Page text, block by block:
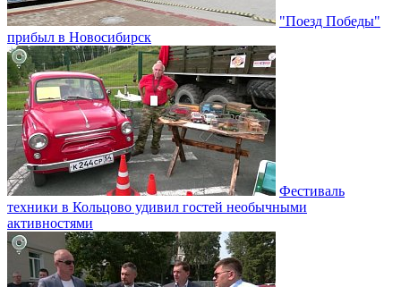
"Поезд Победы"
прибыл в Новосибирск
Фестиваль
техники в Кольцово удивил гостей необычными
активностями